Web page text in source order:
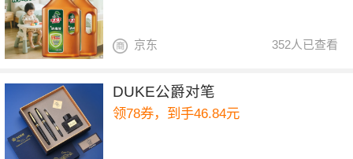
352人已查看
京东
DUKE公爵对笔
领78券，到手46.84元